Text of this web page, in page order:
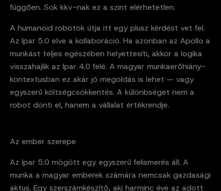
függően. Sok kkv-nak ez a szint elérhetetlen.
A humanoid robotok útja itt egy plusz kérdést vet fel.
Az Ipar 5.0 elve a kollaboráció. Ha azonban az Apollo a
munkást teljes egészében helyettesíti, akkor a logika
visszahajlik az Ipar 4.0 felé. A magyar munkaerőhiány-
kontextusban ez akár jó megoldás is lehet — vagy
egyszerű költségcsökkentés. A különbséget nem a
robot dönti el, hanem a vállalat értékrendje.
Az ember szerepe
Az Ipar 5.0 mögött egy egyszerű felismerés áll. A
munka a magyar emberek számára nemcsak gazdasági
aktus. Egy szerszámkészítő, aki harminc éve az adott